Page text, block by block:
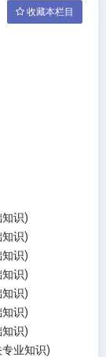
收藏本栏目
知识)
知识)
知识)
知识)
知识)
知识)
知识)
业知识)